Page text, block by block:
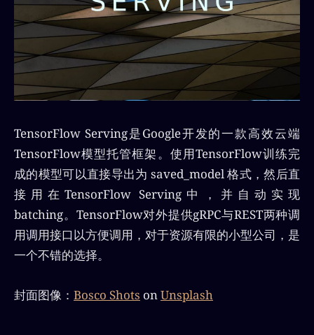
TensorFlow Serving是Google开发的一款高效云端
TensorFlow模型托管框架。使用TensorFlow训练完
成的模型可以直接导出为 saved_model 格式，然后直
接用在TensorFlow Serving中，并自动实现
batching。TensorFlow对外提供gRPC与REST两种调
用调用接口以方便调用，对于资源有限的小型公司，是
一个不错的选择。
封面图像： Bosco Shots onUnsplash